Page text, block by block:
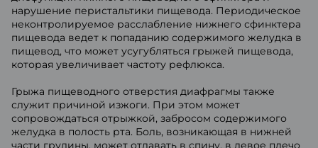
нарушение перистальтики пищевода. Периодическое
неконтролируемое расслабление нижнего сфинктера
пищевода ведет к попаданию содержимого желудка в
пищевод, что может усугубляться грыжей пищевода,
которая увеличивает частоту рефлюкса.
Грыжа пищеводного отверстия диафрагмы также
служит причиной изжоги. При этом может
сопровождаться отрыжкой, забросом содержимого
желудка в полость рта. Боль, возникающая в нижней
части грудины, может отдавать в спину, в левое плечо